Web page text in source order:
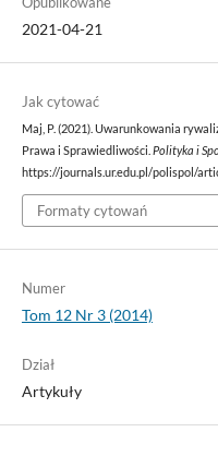
2021-04-21
Jak cytować
Maj, P. (2021). Uwarunkowania
Prawa i Sprawiedliwości. Polityka i
https://journals.ur.edu.pl/polispol/
Formaty cytowań
Numer
Tom 12 Nr 3 (2014)
Dział
Artykuły